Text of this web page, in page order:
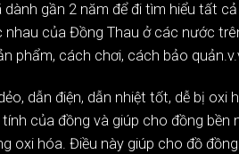
gần 2 năm để đi tìm hiểu tất
của Đồng Thau ở các nước
phẩm, cách chơi, cách bảo
dẫn điện, dẫn nhiệt tốt, dễ bị oxi
của đồng và giúp cho đồng bền
oxi hóa. Điều này giúp cho đồ